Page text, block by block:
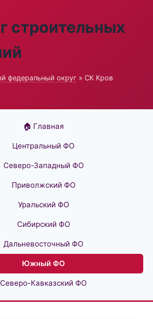
строительных
федеральный округ » СК Кров
🏠 Главная
Центральный ФО
Северо-Западный ФО
Приволжский ФО
Уральский ФО
Сибирский ФО
Дальневосточный ФО
Южный ФО
Северо-Кавказский ФО